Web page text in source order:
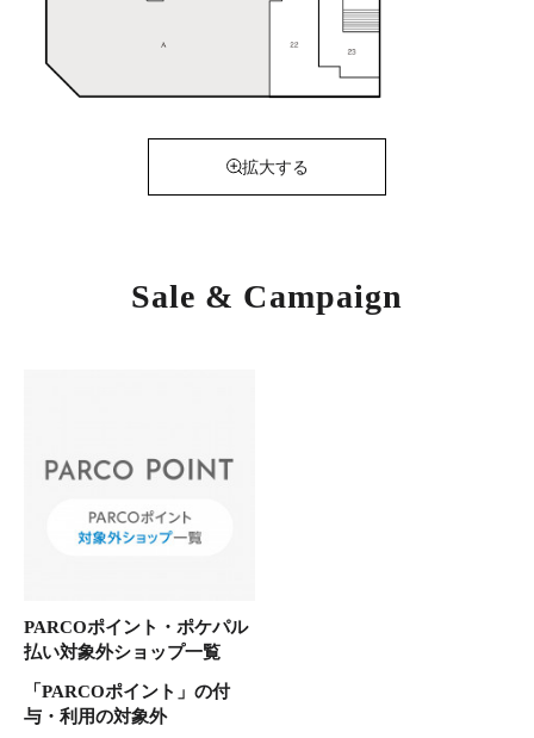
拡大する
Sale & Campaign
PARCOポイント・ポケパル
払い対象外ショップ一覧
「PARCOポイント」の付
与・利用の対象外